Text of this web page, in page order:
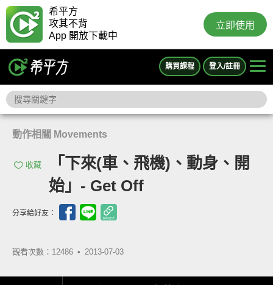
希平方
攻其不背
App 開放下載中
立即使用
購買課程 登入/註冊
動作相關 Movements
收藏
「下來(車、飛機)、動身、開
始」- Get Off
分享給好友：
觀看次數：12486 • 2013-07-03